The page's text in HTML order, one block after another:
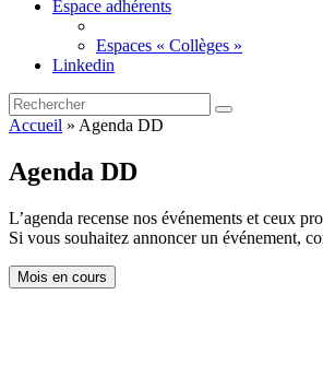
Espace adhérents
Espaces « Collèges »
Linkedin
Accueil » Agenda DD
Agenda DD
L’agenda recense nos événements et ceux
Si vous souhaitez annoncer un événement,
Mois en cours